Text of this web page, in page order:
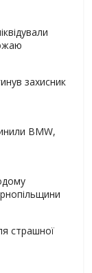
захисник
BMW,
страшної